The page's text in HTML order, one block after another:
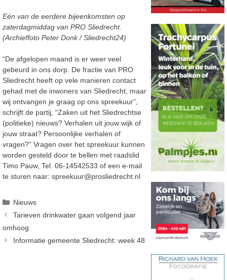
Eén van de eerdere bijeenkomsten op
zaterdagmiddag van PRO Sliedrecht.
(Archieffoto Peter Donk / Sliedrecht24)
“De afgelopen maand is er weer veel
gebeurd in ons dorp. De fractie van PRO
Sliedrecht heeft op vele manieren contact
gehad met de inwoners van Sliedrecht, maar
wij ontvangen je graag op ons spreekuur”,
schrijft de partij, “Zaken uit het Sliedrechtse
(politieke) nieuws? Verhalen uit jouw wijk of
jouw straat? Persoonlijke verhalen of
vragen?” Vragen over het spreekuur kunnen
worden gesteld door te bellen met raadslid
Timo Pauw, Tel. 06-14542533 of een e-mail
te sturen naar: spreekuur@prosliedrecht.nl
Categorieën
Nieuws
Tarieven drinkwater gaan volgend jaar
omhoog
Informatie gemeente Sliedrecht: week 48